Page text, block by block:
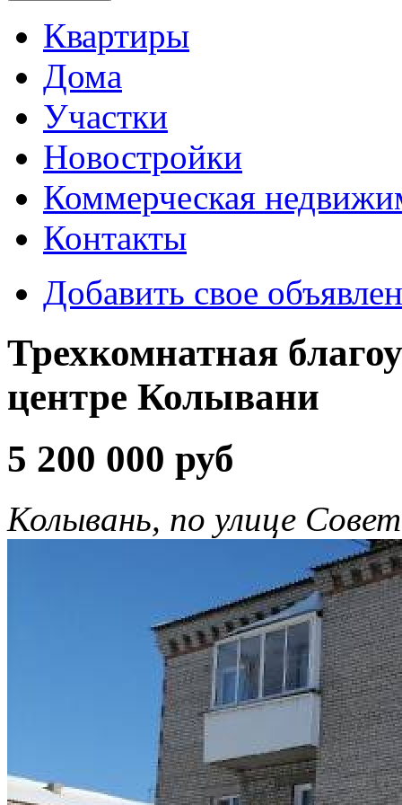
Квартиры
Дома
Участки
Новостройки
Коммерческая
Контакты
Добавить свое
Трехкомнатная
центре Колывани
5 200 000 руб
Колывань, по улице